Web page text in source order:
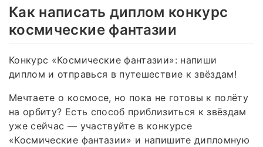
Как написать диплом конкурс
космические фантазии
Конкурс «Космические фантазии»: напиши
диплом и отправься в путешествие к звёздам!
Мечтаете о космосе, но пока не готовы к полёту
на орбиту? Есть способ приблизиться к звёздам
уже сейчас — участвуйте в конкурсе
«Космические фантазии» и напишите дипломную